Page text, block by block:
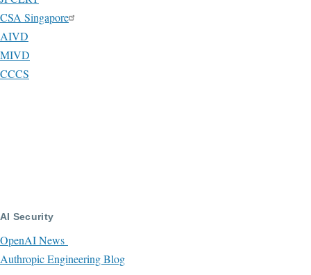
CSA Singapore
AIVD
MIVD
CCCS
AI Security
OpenAI News
Authropic Engineering Blog